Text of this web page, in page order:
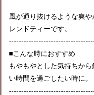
風が通り抜けるような爽
レンドティーです。
■こんな時におすすめ
もやもやとした気持ちか
い時間を過ごしたい時に。